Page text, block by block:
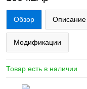
Обзор Описание
Модификации
Товар есть в наличии